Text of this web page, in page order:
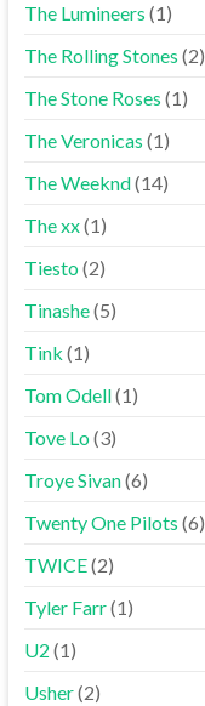
The Lumineers (1)
The Rolling Stones (2)
The Stone Roses (1)
The Veronicas (1)
The Weeknd(14)
The xx(1)
Tiesto(2)
Tinashe(5)
Tink (1)
Tom Odell(1)
Tove Lo(3)
Troye Sivan(6)
Twenty One Pilots (6)
TWICE(2)
Tyler Farr(1)
U2 (1)
Usher(2)